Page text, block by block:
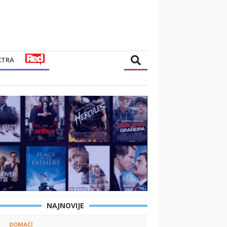
NAJNOVIJE
DOMAĆI